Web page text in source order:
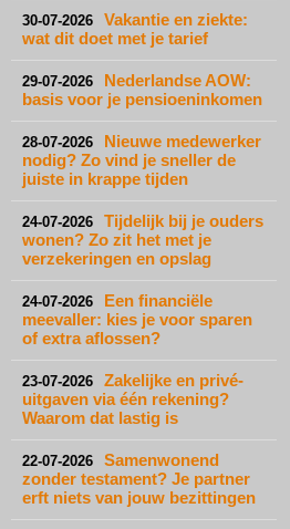
30-07-2026
Vakantie en ziekte:
wat dit doet met je tarief
29-07-2026
Nederlandse AOW:
basis voor je pensioeninkomen
28-07-2026
Nieuwe medewerker
nodig? Zo vind je sneller de
juiste in krappe tijden
24-07-2026
Tijdelijk bij je ouders
wonen? Zo zit het met je
verzekeringen en opslag
24-07-2026
Een financiële
meevaller: kies je voor sparen
of extra aflossen?
23-07-2026
Zakelijke en privé-
uitgaven via één rekening?
Waarom dat lastig is
22-07-2026
Samenwonend
zonder testament? Je partner
erft niets van jouw bezittingen